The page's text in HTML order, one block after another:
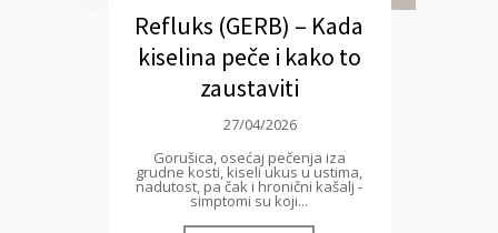
Refluks (GERB) – Kada
kiselina peče i kako to
zaustaviti
27/04/2026
Gorušica, osećaj pečenja iza
grudne kosti, kiseli ukus u ustima,
nadutost, pa čak i hronični kašalj -
simptomi su koji...